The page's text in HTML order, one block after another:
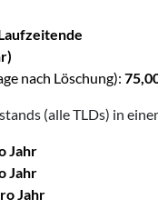
nach Löschung):
(alle TLDs) in
Jahr
Jahr
Jahr